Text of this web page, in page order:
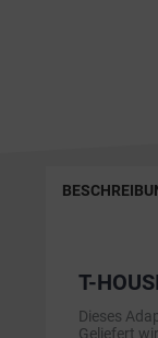
T-
Dieses
Geliefert